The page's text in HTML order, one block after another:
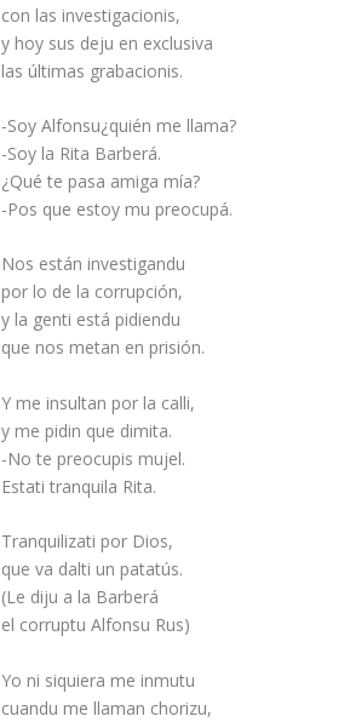
con las investigacionis,
y hoy sus deju en exclusiva
las últimas grabacionis.
-Soy Alfonsu¿quién me llama?
-Soy la Rita Barberá.
¿Qué te pasa amiga mía?
-Pos que estoy mu preocupá.
Nos están investigandu
por lo de la corrupción,
y la genti está pidiendu
que nos metan en prisión.
Y me insultan por la calli,
y me pidin que dimita.
-No te preocupis mujel.
Estati tranquila Rita.
Tranquilizati por Dios,
que va dalti un patatús.
(Le diju a la Barberá
el corruptu Alfonsu Rus)
Yo ni siquiera me inmutu
cuandu me llaman chorizu,